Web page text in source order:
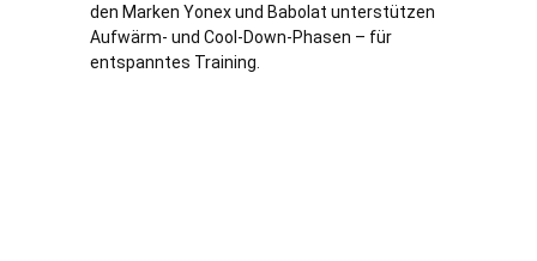
den Marken Yonex und Babolat unterstützen
Aufwärm- und Cool-Down-Phasen – für
entspanntes Training.